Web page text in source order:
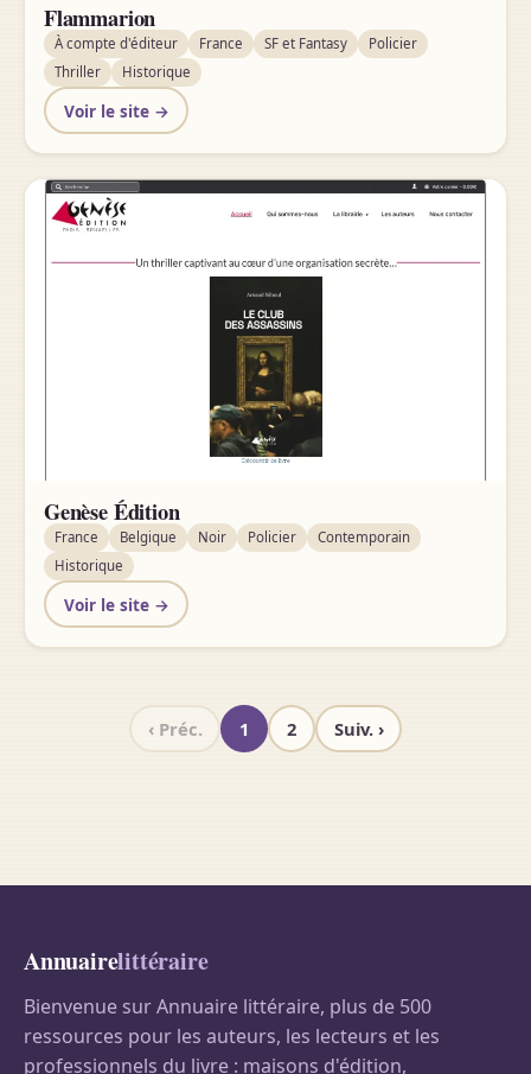
Flammarion
À compte d'éditeur France SF et Fantasy
Policier
Thriller
Historique
Voir le site →
Genèse Édition
France Belgique Noir Policier
Contemporain
Historique
Voir le site →
‹ Préc. 1 2 Suiv. ›
Annuairelittéraire
Bienvenue sur Annuaire littéraire, plus de 500
ressources pour les auteurs, les lecteurs et les
professionnels du livre : maisons d'édition,